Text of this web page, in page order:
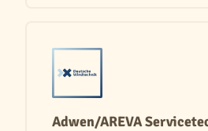
Adwen/AREVA